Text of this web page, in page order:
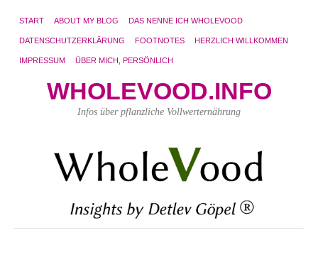
START ABOUT MY BLOG DAS NENNE ICH WHOLEVOOD
DATENSCHUTZERKLÄRUNG FOOTNOTES HERZLICH WILLKOMMEN
IMPRESSUM ÜBER MICH, PERSÖNLICH
WHOLEVOOD.INFO
Infos über pflanzliche Vollwerternährung